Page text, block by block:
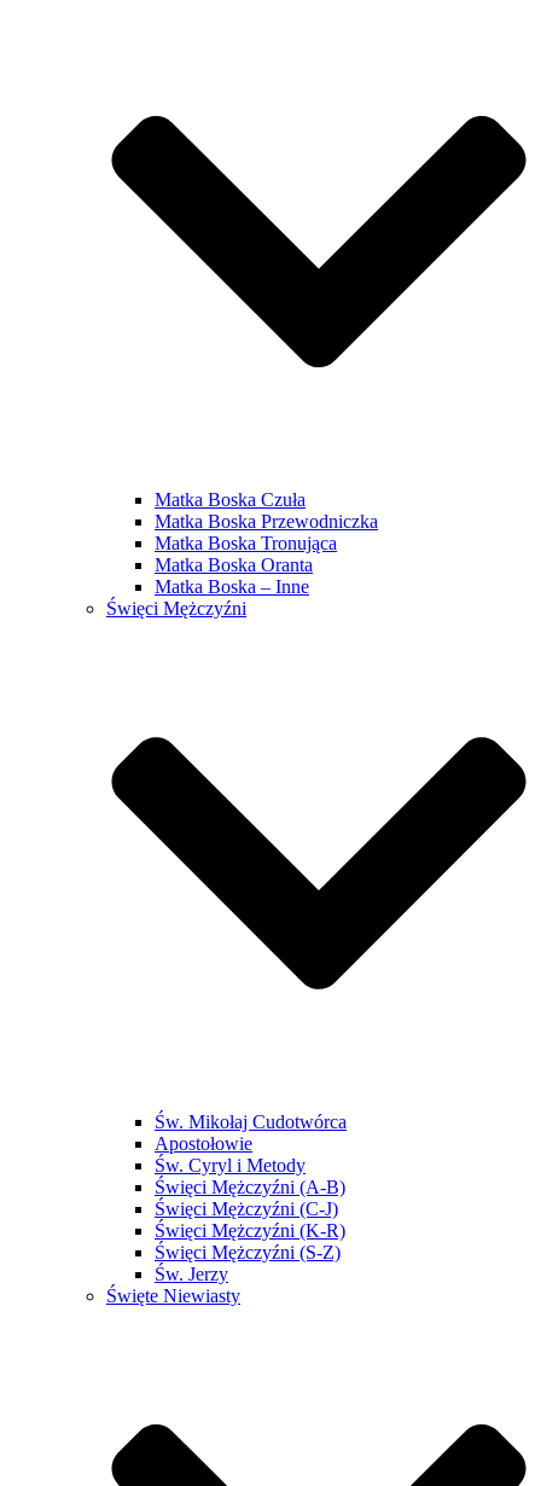
Matka Boska Czuła
Matka Boska Przewodniczka
Matka Boska Tronująca
Matka Boska Oranta
Matka Boska – Inne
Święci Mężczyźni
Św. Mikołaj Cudotwórca
Apostołowie
Św. Cyryl i Metody
Święci Mężczyźni (A-B)
Święci Mężczyźni (C-J)
Święci Mężczyźni (K-R)
Święci Mężczyźni (S-Z)
Św. Jerzy
Święte Niewiasty